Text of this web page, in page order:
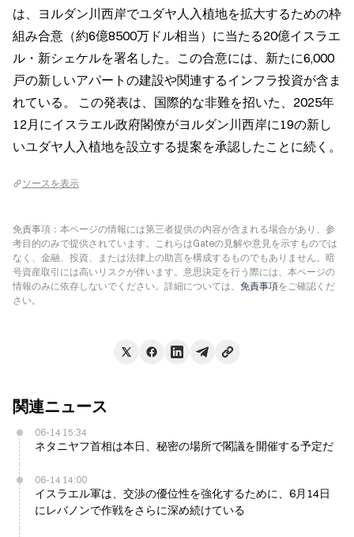
は、ヨルダン川西岸でユダヤ人入植地を拡大するための枠
組み合意（約6億8500万ドル相当）に当たる20億イスラエ
ル・新シェケルを署名した。この合意には、新たに6,000
戸の新しいアパートの建設や関連するインフラ投資が含ま
れている。 この発表は、国際的な非難を招いた、2025年
12月にイスラエル政府閣僚がヨルダン川西岸に19の新し
いユダヤ人入植地を設立する提案を承認したことに続く。
ソースを表示
免責事項：本ページの情報には第三者提供の内容が含まれる場合があり、参
考目的のみで提供されています。これらはGateの見解や意見を示すものでは
なく、金融、投資、または法律上の助言を構成するものでもありません。暗
号資産取引には高いリスクが伴います。意思決定を行う際には、本ページの
情報のみに依存しないでください。詳細については、 免責事項をご確認くだ
さい。
関連ニュース
06-14 15:34
ネタニヤフ首相は本日、秘密の場所で閣議を開催する予定だ
06-14 14:00
イスラエル軍は、交渉の優位性を強化するために、6月14日
にレバノンで作戦をさらに深め続けている